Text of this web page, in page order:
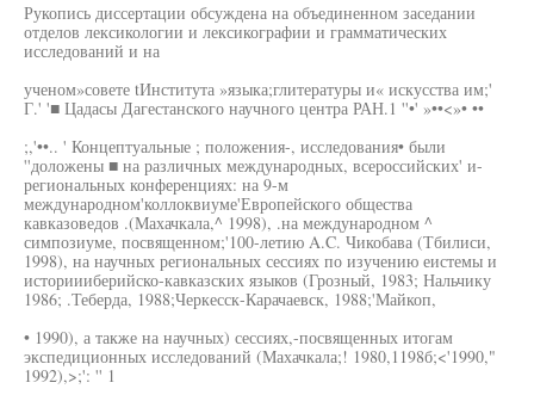
Рукопись диссертации обсуждена на объединенном заседании
отделов лексикологии и лексикографии и грамматических
исследований и на
ученом»совете tИнститута »языка;глитературы и« искусства им;'
Г.' '■ Цадасы Дагестанского научного центра РАН.1 ''•' »••<»• ••
;,'••.. ' Концептуальные ; положения-, исследования• были
''доложены ■ на различных международных, всероссийских' и-
региональных конференциях: на 9-м
международном'коллоквиуме'Европейского общества
кавказоведов .(Махачкала,^ 1998), .на международном ^
симпозиуме, посвященном;'100-летию A.C. Чикобава (Тбилиси,
1998), на научных региональных сессиях по изучению еистемы и
историииберийско-кавказских языков (Грозный, 1983; Нальчику
1986; .Теберда, 1988;Черкесск-Карачаевск, 1988;'Майкоп,
• 1990), а также на научных) сессиях,-посвященных итогам
экспедиционных исследований (Махачкала;! 1980,1198б;<'1990,"
1992),>;': '' 1